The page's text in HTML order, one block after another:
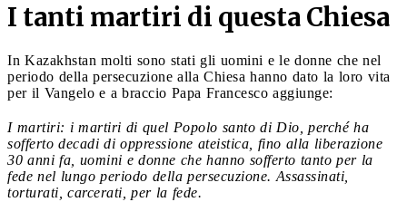
I tanti martiri di questa Chiesa
In Kazakhstan molti sono stati gli uomini e le donne che nel
periodo della persecuzione alla Chiesa hanno dato la loro vita
per il Vangelo e a braccio Papa Francesco aggiunge:
I martiri: i martiri di quel Popolo santo di Dio, perché ha
sofferto decadi di oppressione ateistica, fino alla liberazione
30 anni fa, uomini e donne che hanno sofferto tanto per la
fede nel lungo periodo della persecuzione. Assassinati,
torturati, carcerati, per la fede.